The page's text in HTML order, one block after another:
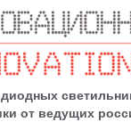
от ведущих